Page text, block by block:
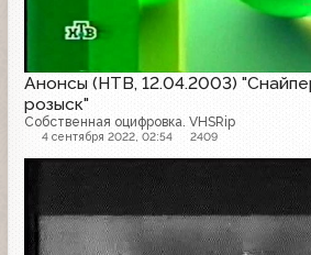
Анонсы (НТВ, 12.04.2003)
розыск"
Собственная оцифровка. VHSRip
4 сентября 2022, 02:54 2409